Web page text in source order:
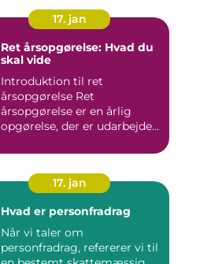
17. jan
Ret årsopgørelse: Hvad du
skal vide
Introduktion til ret
årsopgørelse Ret
årsopgørelse er en årlig
opgørelse, der er udarbejdet
17. jan
Hvad er personfradrag
Når vi taler om
personfradrag, refererer vi til